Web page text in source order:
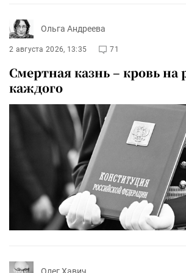
Ольга Андреева
2 августа 2026, 13:35 71
Смертная казнь – кровь на
каждого
Олег Хавич